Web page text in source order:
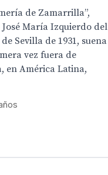
de Zamarrilla”,
María Izquierdo del
Sevilla de 1931, suena
vez fuera de
en América Latina,